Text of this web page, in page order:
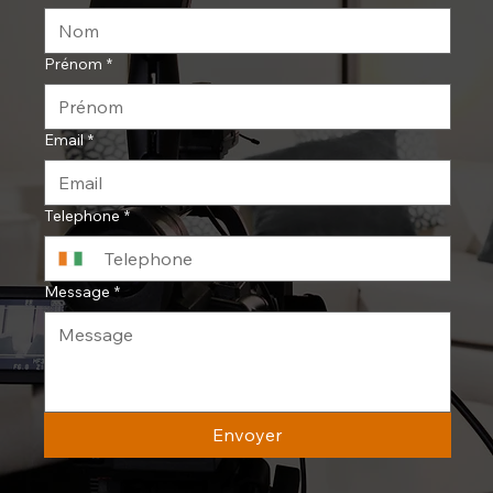
Prénom *
Email *
Telephone *
Message *
Envoyer